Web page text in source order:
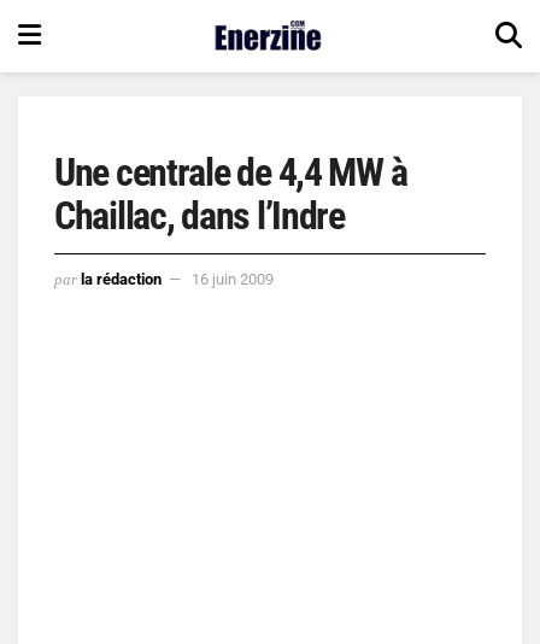
Une centrale de 4,4 MW à
Chaillac, dans l’Indre
par la rédaction 16 juin 2009